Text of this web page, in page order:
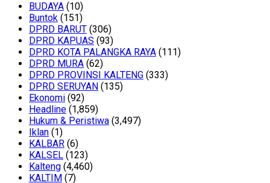
BUDAYA (10)
Buntok (151)
DPRD BARUT (306)
DPRD KAPUAS (93)
DPRD KOTA PALANGKA RAYA (111)
DPRD MURA (62)
DPRD PROVINSI KALTENG (333)
DPRD SERUYAN (135)
Ekonomi (92)
Headline (1,859)
Hukum & Peristiwa (3,497)
Iklan (1)
KALBAR (6)
KALSEL (123)
Kalteng (4,460)
KALTIM (7)